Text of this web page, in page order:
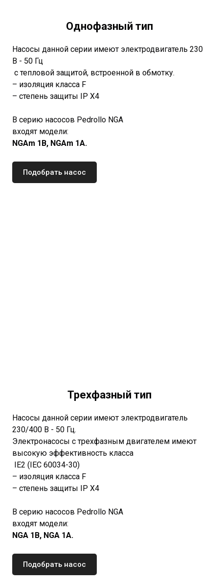
Однофазный тип
Насосы данной серии имеют электродвигатель 230
В - 50 Гц
с тепловой защитой, встроенной в обмотку.
– изоляция класса F
– степень защиты IP X4
В серию насосов Pedrollo NGA
входят модели:
NGAm 1B, NGAm 1A.
Подобрать насос
Трехфазный тип
Насосы данной серии имеют электродвигатель
230/400 В - 50 Гц.
Электронасосы с трехфазным двигателем имеют
высокую эффективность класса
IE2 (IEC 60034-30)
– изоляция класса F
– степень защиты IP X4
В серию насосов Pedrollo NGA
входят модели:
NGA 1B, NGA 1A.
Подобрать насос